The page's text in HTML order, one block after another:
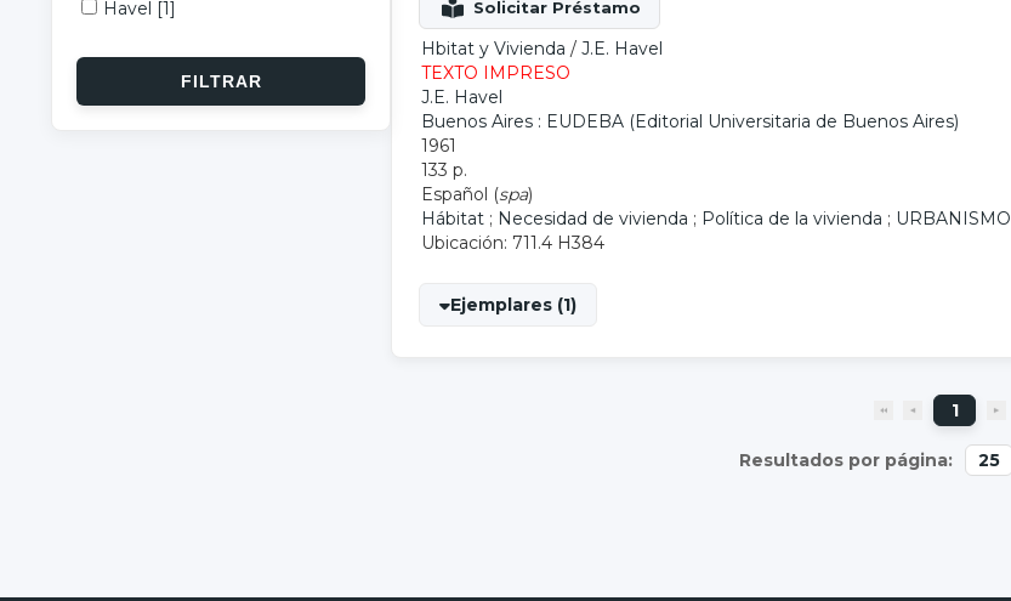
Hbitat y Vivienda / J.E. Havel
TEXTO IMPRESO
J.E. Havel
Buenos Aires : EUDEBA (Editorial Universitaria de Buenos Aires)
1961
133 p.
Español (spa)
Hábitat ; Necesidad de vivienda ; Política de la vivienda ; URBANISMO
Ubicación: 711.4 H384
Ejemplares (1)
1
25
Havel [1]